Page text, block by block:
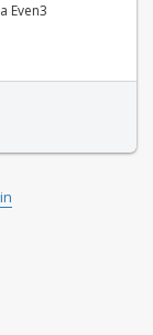
Even3